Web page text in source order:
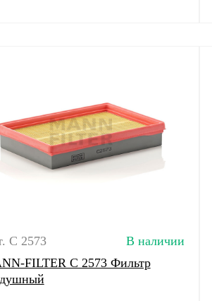
C 2573
В наличии
FILTER C 2573 Фильтр